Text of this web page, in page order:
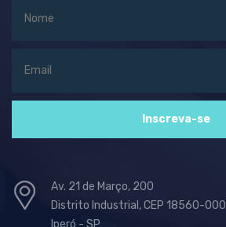
Av. 21 de Março, 200
Distrito Industrial, CEP 18560-000
Iperó - SP